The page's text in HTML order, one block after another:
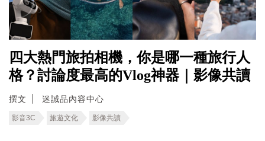
四大熱門旅拍相機，你是哪一種旅行人
格？討論度最高的Vlog神器｜影像共讀
撰文 迷誠品內容中心
影音3C 旅遊文化 影像共讀